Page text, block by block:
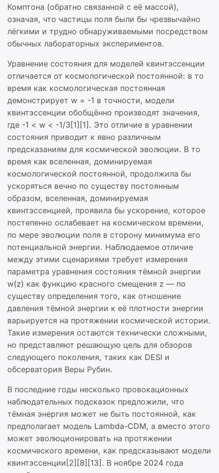
Комптона (обратно связанной с её массой),
означая, что частицы поля были бы чрезвычайно
лёгкими и трудно обнаруживаемыми посредством
обычных лабораторных экспериментов.
Уравнение состояния для моделей квинтэссенции
отличается от космологической постоянной: в то
время как космологическая постоянная
демонстрирует w = -1 в точности, модели
квинтэссенции обобщённо производят значения,
где -1 < w < -1/3[1][1]. Это отличие в уравнении
состояния приводит к явно различным
предсказаниям для космической эволюции. В то
время как вселенная, доминируемая
космологической постоянной, продолжила бы
ускоряться вечно по существу постоянным
образом, вселенная, доминируемая
квинтэссенцией, проявила бы ускорение, которое
постепенно ослабевает на космическом времени,
по мере эволюции поля в сторону минимума его
потенциальной энергии. Наблюдаемое отличие
между этими сценариями требует измерения
параметра уравнения состояния тёмной энергии
w(z) как функцию красного смещения z — по
существу определения того, как отношение
давления тёмной энергии к её плотности энергии
варьируется на протяжении космической истории.
Такие измерения остаются технически сложными,
но представляют решающую цель для обзоров
следующего поколения, таких как DESI и
обсерватория Веры Рубин.
В последние годы несколько провокационных
наблюдательных подсказок предложили, что
тёмная энергия может не быть постоянной, как
предполагает модель Lambda-CDM, а вместо этого
может эволюционировать на протяжении
космического времени, как предсказывают модели
квинтэссенции[2][8][13]. В ноябре 2024 года